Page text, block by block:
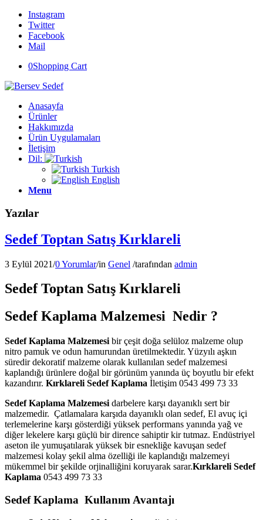
Instagram
Twitter
Facebook
Mail
0Shopping Cart
Anasayfa
Ürünler
Hakkımızda
Ürün Uygulamaları
İletişim
Dil:
Turkish
English
Menu
Yazılar
Sedef Toptan Satış Kırklareli
3 Eylül 2021/0 Yorumlar/in Genel /tarafından admin
Sedef Toptan Satış Kırklareli
Sedef Kaplama Malzemesi Nedir ?
Sedef Kaplama Malzemesi bir çeşit doğa selüloz malzeme olup
nitro pamuk ve odun hamurundan üretilmektedir. Yüzyılı aşkın
süredir dekoratif malzeme olarak kullanılan sedef malzemesi
kaplandığı ürünlere doğal bir görünüm yanında üç boyutlu bir efekt
kazandırır. Kırklareli Sedef Kaplama İletişim 0543 499 73 33
Sedef Kaplama Malzemesi darbelere karşı dayanıklı sert bir
malzemedir. Çatlamalara karşıda dayanıklı olan sedef, El avuç içi
terlemelerine karşı gösterdiği yüksek performans yanında yağ ve
diğer lekelere karşı güçlü bir dirence sahiptir kir tutmaz. Endüstriyel
aseton ile yumuşatılarak yüksek bir esnekliğe kavuşan sedef
malzemesi kolay şekil alma özelliği ile kaplandığı malzemeyi
mükemmel bir şekilde orjinalliğini koruyarak sarar.Kırklareli Sedef
Kaplama 0543 499 73 33
Sedef Kaplama Kullanım Avantajı